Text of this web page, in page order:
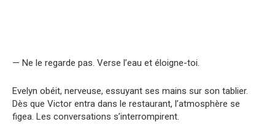
— Ne le regarde pas. Verse l’eau et éloigne-toi.
Evelyn obéit, nerveuse, essuyant ses mains sur son tablier.
Dès que Victor entra dans le restaurant, l’atmosphère se
figea. Les conversations s’interrompirent.